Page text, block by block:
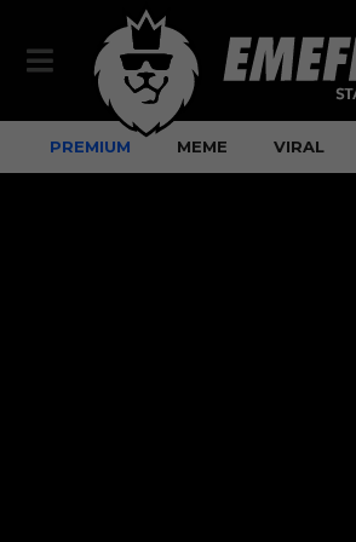
PREMIUM MEME VIRAL